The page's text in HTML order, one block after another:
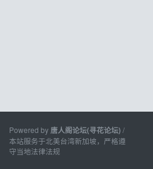
Powered by 唐人阁论坛(寻花论坛)/
本站服务于北美台湾新加坡，严格遵
守当地法律法规